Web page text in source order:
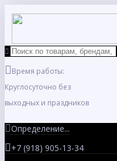
Время работы:
Круглосуточно без
выходных и праздников
Определение...
+7 (918) 905-13-34